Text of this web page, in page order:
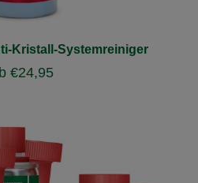
Kristall-Systemreiniger
€24,95